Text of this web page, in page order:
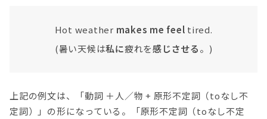
Hot weather makes me feel tired.
(暑い天候は私に疲れを感じさせる。)
上記の例文は、「動詞 ＋人／物 + 原形不定詞（toなし不
定詞）」の形になっている。「原形不定詞（toなし不定